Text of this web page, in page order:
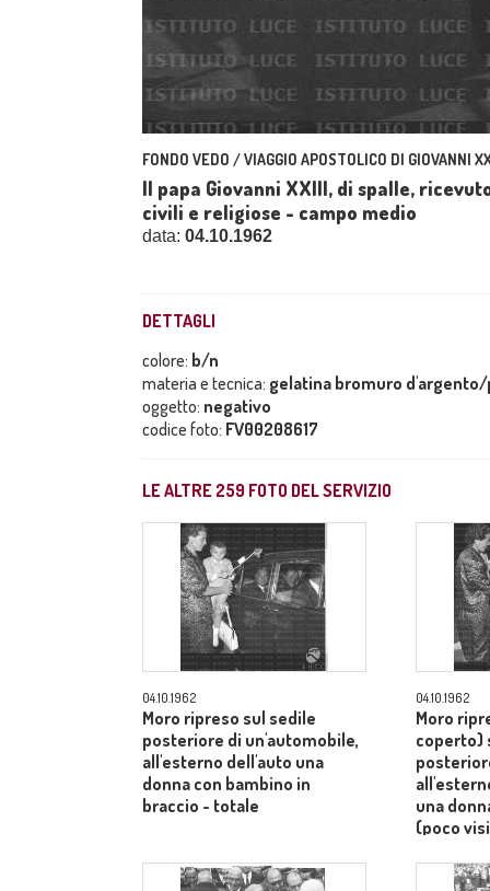
FONDO VEDO / VIAGGIO APOSTOLICO DI GIOVANNI
Il papa Giovanni XXIII, di spalle,
civili e religiose - campo medio
data: 04.10.1962
DETTAGLI
colore: b/n
materia e tecnica: gelatina bromuro
oggetto: negativo
codice foto: FV00208617
LE ALTRE 259 FOTO DEL SERVIZIO
04.10.1962
Moro ripreso sul sedile
posteriore di un'automobile,
all'esterno dell'auto una
donna con bambino in
braccio - totale
04.10.1962
Moro
coperto)
una
(poco